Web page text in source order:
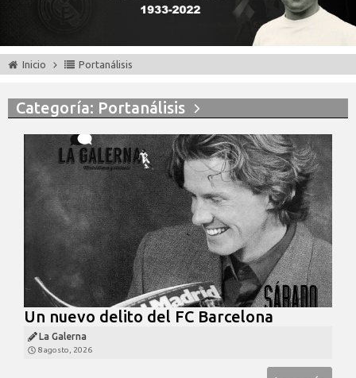
Inicio Portanálisis
Categoría: Portanálisis
Un nuevo delito del FC Barcelona
La Galerna
8 agosto, 2026